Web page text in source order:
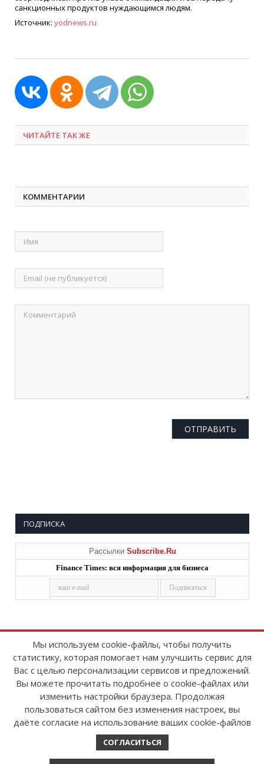
санкционных продуктов нуждающимся людям.
Источник: yodnews.ru
ЧИТАЙТЕ ТАК ЖЕ
КОММЕНТАРИИ
ПОДПИСКА
Рассылки Subscribe.Ru
Finance Times: вся информация для бизнеса
Copyright © 2008-2026FinanceTimes
Зарегистрировано в Роскомнадзоре
Свидетельство о регистрации СМИ:
серия Эл № ФС77-86300 от 10 ноября 2023 г
Мы используем cookie-файлы, чтобы получить
статистику, которая помогает нам улучшить сервис для
Вас с целью персонализации сервисов и предложений.
Вы можете прочитать подробнее о cookie-файлах или
изменить настройки браузера. Продолжая
пользоваться сайтом без изменения настроек, вы
даёте согласие на использование ваших cookie-файлов
СОГЛАСИТЬСЯ